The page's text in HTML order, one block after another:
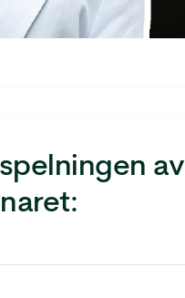
av